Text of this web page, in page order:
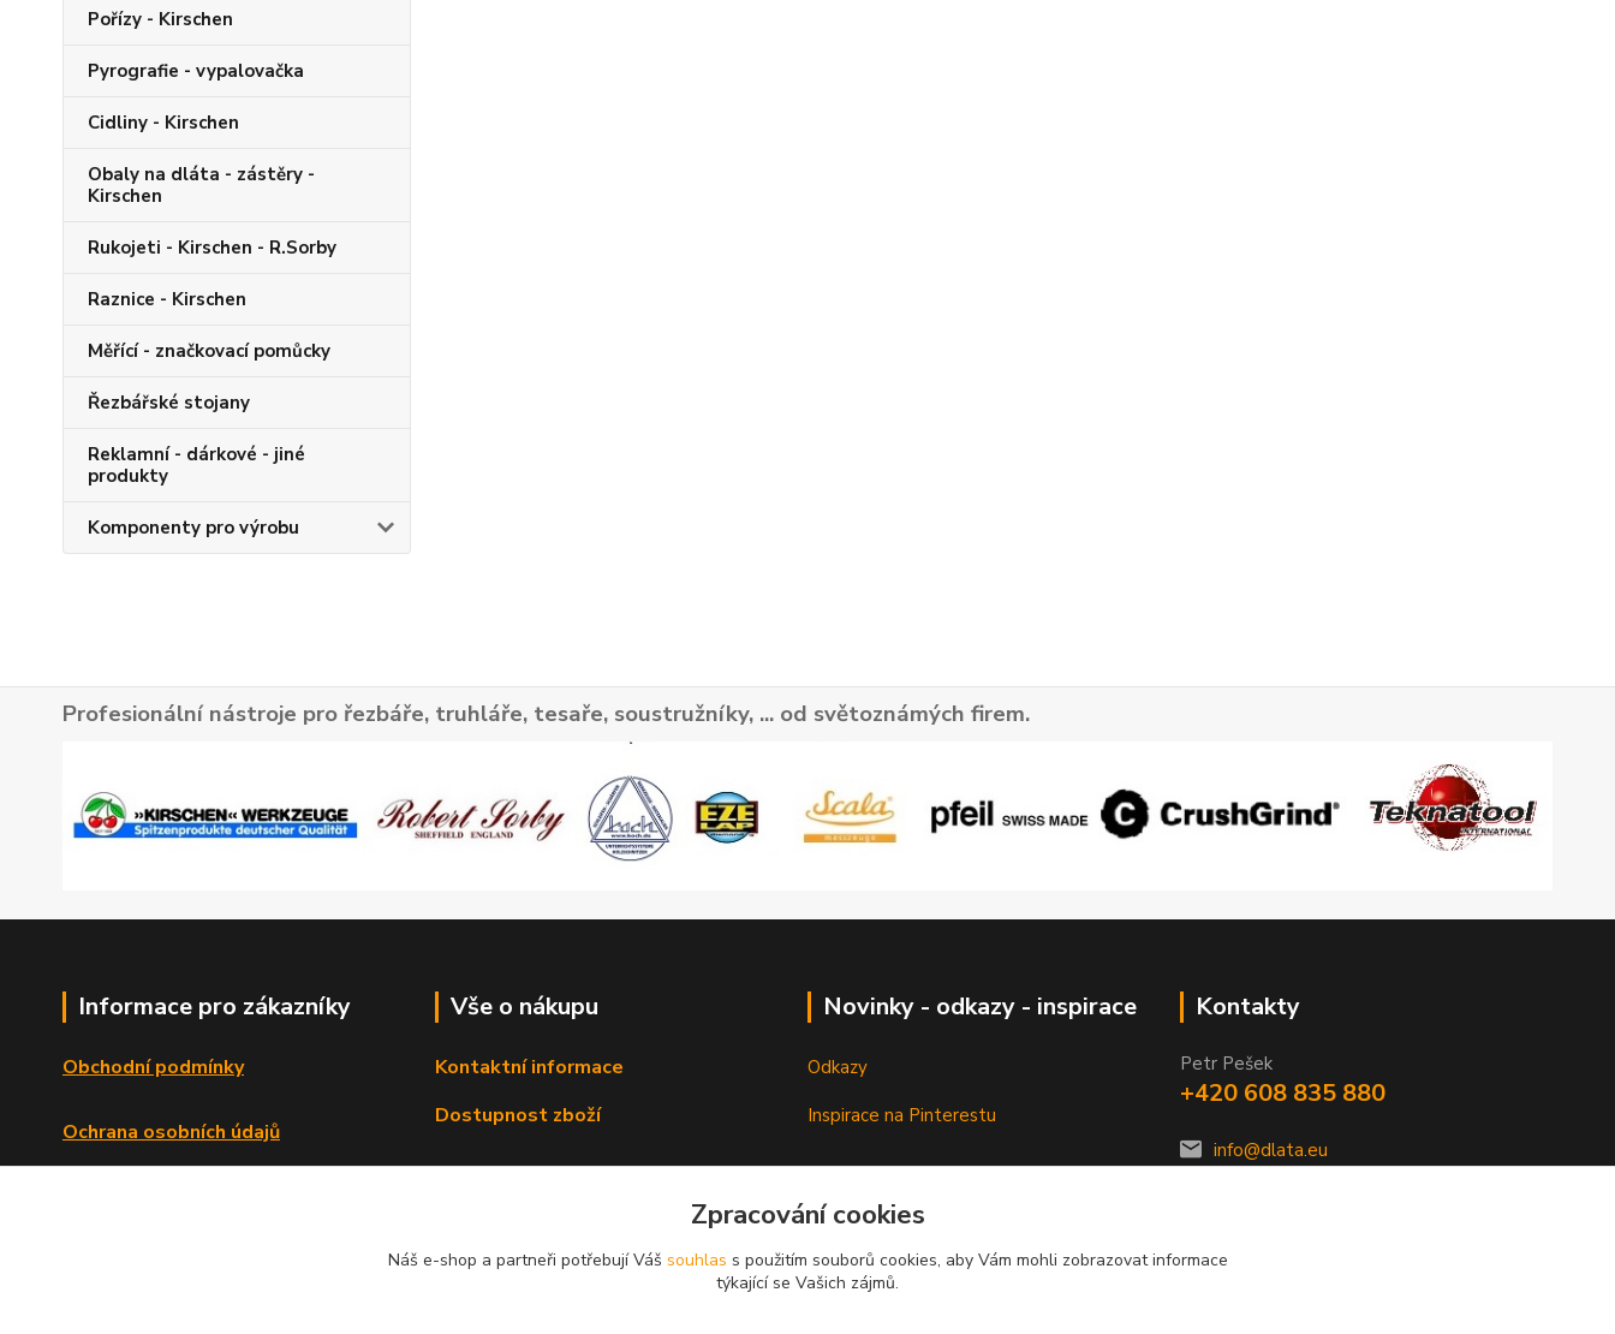
Pořízy - Kirschen
Pyrografie - vypalovačka
Cidliny - Kirschen
Obaly na dláta - zástěry -
Kirschen
Rukojeti - Kirschen - R.Sorby
Raznice - Kirschen
Měřící - značkovací pomůcky
Řezbářské stojany
Reklamní - dárkové - jiné
produkty
Komponenty pro výrobu
Profesionální nástroje pro řezbáře, truhláře, tesaře, soustružníky, ... od světoznámých firem.
Informace pro zákazníky
Obchodní podmínky
Ochrana osobních údajů
Vše o nákupu
Kontaktní informace
Dostupnost zboží
Novinky - odkazy - inspirace
Odkazy
Inspirace na Pinterestu
Kontakty
Petr Pešek
+420 608 835 880
info@dlata.eu
Zpracování cookies
Náš e-shop a partneři potřebují Váš souhlas s použitím souborů cookies, aby Vám mohli zobrazovat informace
týkající se Vašich zájmů.